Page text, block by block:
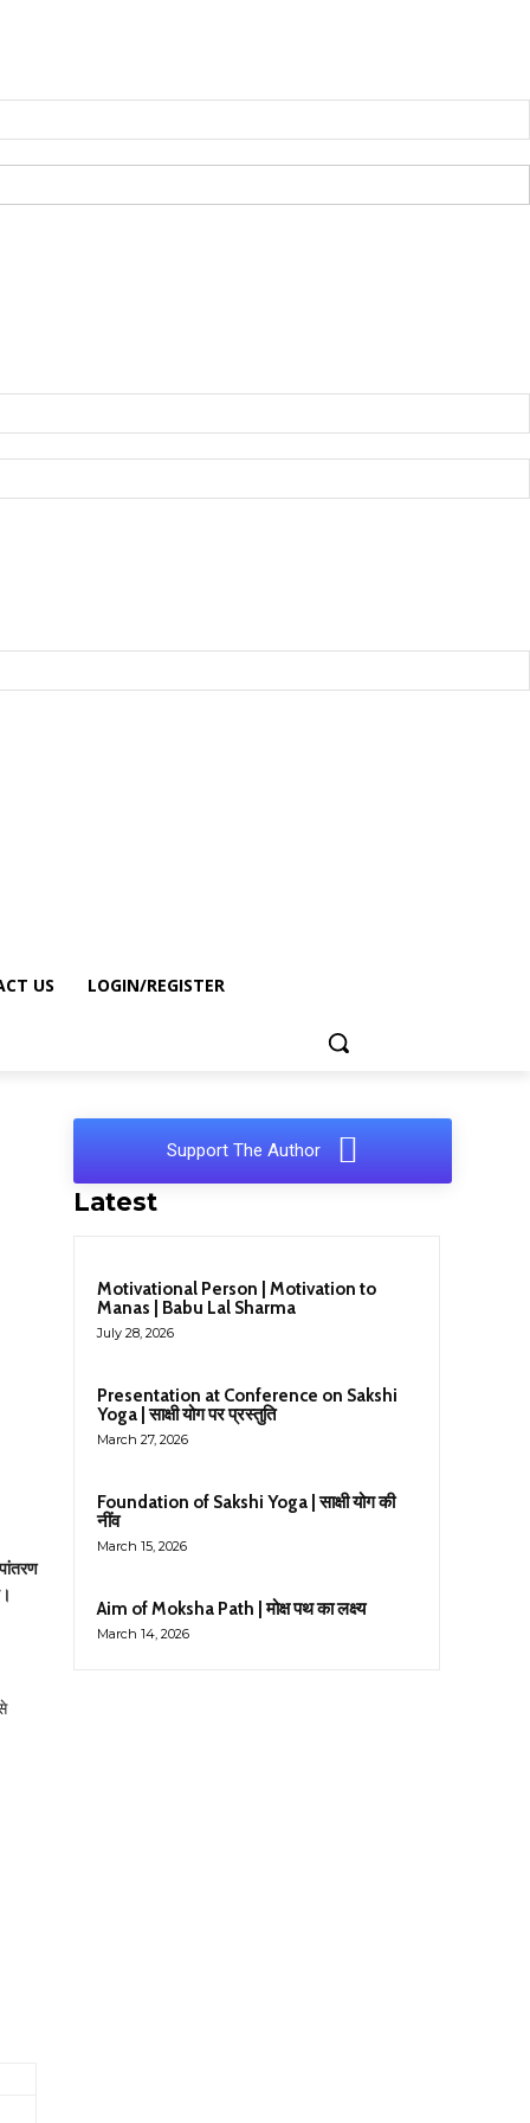
US LOGIN/REGISTER
Support The Author
Latest
Motivational Person | Motivation to
Manas | Babu Lal Sharma
July 28, 2026
Presentation at Conference on Sakshi
Yoga | साक्षी योग पर प्रस्तुति
March 27, 2026
Foundation of Sakshi Yoga | साक्षी योग की
नींव
March 15, 2026
Aim of Moksha Path | मोक्ष पथ का लक्ष्य
March 14, 2026